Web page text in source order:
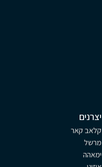
יצרנים
קלאב קאר
מרשל
ימאהה